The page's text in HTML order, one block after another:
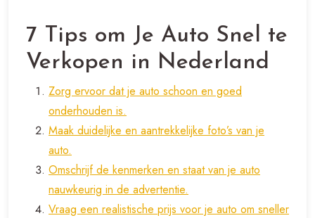
7 Tips om Je Auto Snel te
Verkopen in Nederland
Zorg ervoor dat je auto schoon en goed
onderhouden is.
Maak duidelijke en aantrekkelijke foto’s van je
auto.
Omschrijf de kenmerken en staat van je auto
nauwkeurig in de advertentie.
Vraag een realistische prijs voor je auto om sneller